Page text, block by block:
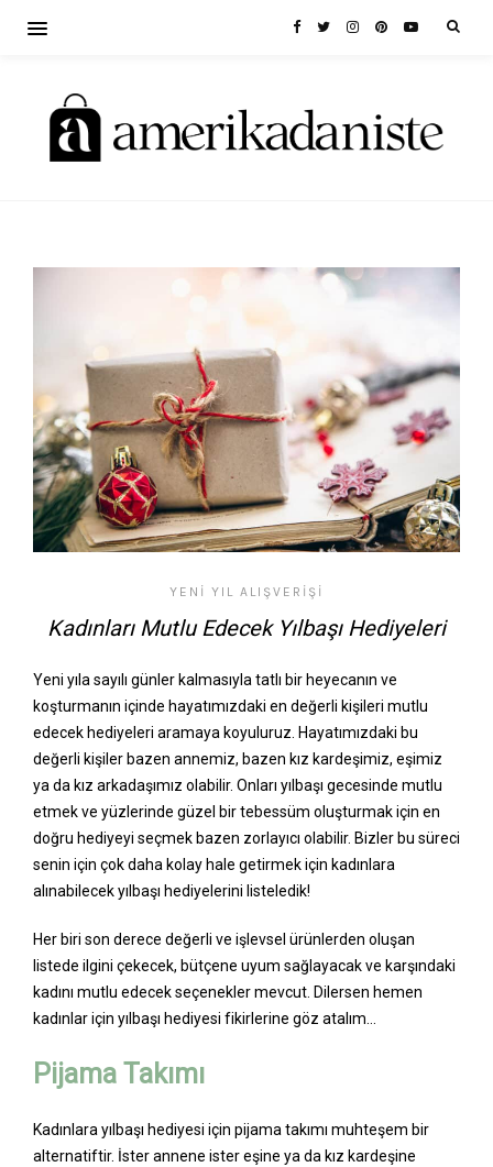
YENI YIL ALIŞVERIŞI
Kadınları Mutlu Edecek Yılbaşı Hediyeleri
Yeni yıla sayılı günler kalmasıyla tatlı bir heyecanın ve
koşturmanın içinde hayatımızdaki en değerli kişileri mutlu
edecek hediyeleri aramaya koyuluruz. Hayatımızdaki bu
değerli kişiler bazen annemiz, bazen kız kardeşimiz, eşimiz
ya da kız arkadaşımız olabilir. Onları yılbaşı gecesinde mutlu
etmek ve yüzlerinde güzel bir tebessüm oluşturmak için en
doğru hediyeyi seçmek bazen zorlayıcı olabilir. Bizler bu süreci
senin için çok daha kolay hale getirmek için kadınlara
alınabilecek yılbaşı hediyelerini listeledik!
Her biri son derece değerli ve işlevsel ürünlerden oluşan
listede ilgini çekecek, bütçene uyum sağlayacak ve karşındaki
kadını mutlu edecek seçenekler mevcut. Dilersen hemen
kadınlar için yılbaşı hediyesi fikirlerine göz atalım…
Pijama Takımı
Kadınlara yılbaşı hediyesi için pijama takımı muhteşem bir
alternatiftir. İster annene ister eşine ya da kız kardeşine